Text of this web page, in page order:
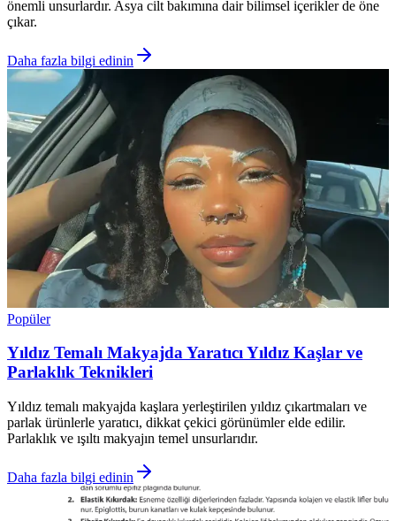
önemli unsurlardır. Asya cilt bakımına dair bilimsel içerikler de öne
çıkar.
Daha fazla bilgi edinin
Popüler
Yıldız Temalı Makyajda Yaratıcı Yıldız Kaşlar ve
Parlaklık Teknikleri
Yıldız temalı makyajda kaşlara yerleştirilen yıldız çıkartmaları ve
parlak ürünlerle yaratıcı, dikkat çekici görünümler elde edilir.
Parlaklık ve ışıltı makyajın temel unsurlarıdır.
Daha fazla bilgi edinin